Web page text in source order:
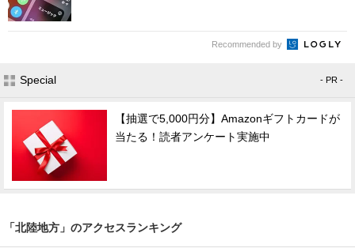
Recommended by
Special - PR -
【抽選で5,000円分】Amazonギフトカードが
当たる！読者アンケート実施中
「北陸地方」のアクセスランキング